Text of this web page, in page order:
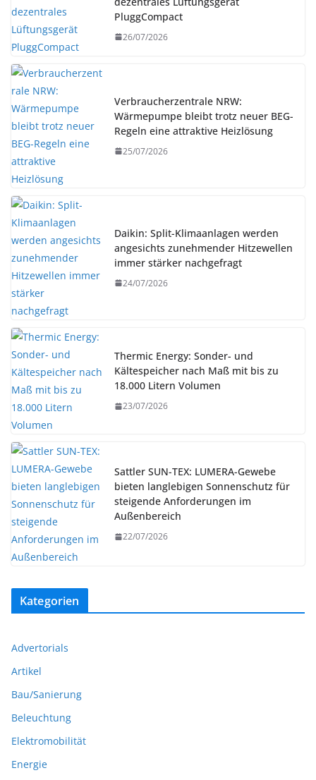
PluggCompact
26/07/2026
Verbraucherzentrale NRW:
Wärmepumpe bleibt trotz neuer BEG-
Regeln eine attraktive Heizlösung
25/07/2026
Daikin: Split-Klimaanlagen werden
angesichts zunehmender Hitzewellen
immer stärker nachgefragt
24/07/2026
Thermic Energy: Sonder- und
Kältespeicher nach Maß mit bis zu
18.000 Litern Volumen
23/07/2026
Sattler SUN-TEX: LUMERA-Gewebe
bieten langlebigen Sonnenschutz für
steigende Anforderungen im
Außenbereich
22/07/2026
Kategorien
Advertorials
Artikel
Bau/Sanierung
Beleuchtung
Elektromobilität
Energie